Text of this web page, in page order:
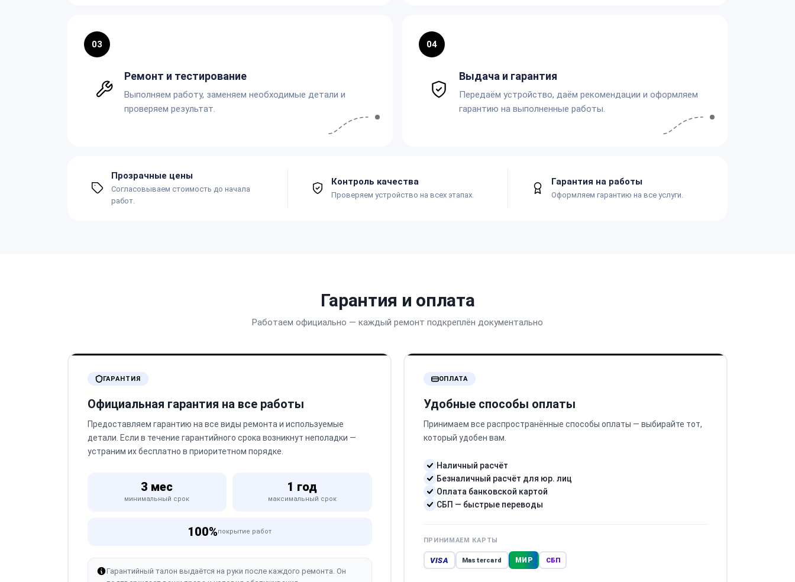
03
Ремонт и тестирование
Выполняем работу, заменяем необходимые детали и
проверяем результат.
04
Выдача и гарантия
Передаём устройство, даём рекомендации и оформляем
гарантию на выполненные работы.
Прозрачные цены
Согласовываем стоимость до начала
работ.
Контроль качества
Проверяем устройство на всех этапах.
Гарантия на работы
Оформляем гарантию на все услуги.
Гарантия и оплата
Работаем официально — каждый ремонт подкреплён документально
ГАРАНТИЯ
Официальная гарантия на все работы
Предоставляем гарантию на все виды ремонта и используемые
детали. Если в течение гарантийного срока возникнут неполадки —
устраним их бесплатно в приоритетном порядке.
3 мес
минимальный срок
1 год
максимальный срок
100%покрытие работ
Гарантийный талон выдаётся на руки после каждого ремонта. Он
ОПЛАТА
Удобные способы оплаты
Принимаем все распространённые способы оплаты — выбирайте тот,
который удобен вам.
Наличный расчёт
Безналичный расчёт для юр. лиц
Оплата банковской картой
СБП — быстрые переводы
ПРИНИМАЕМ КАРТЫ
VISA Mastercard МИР СБП